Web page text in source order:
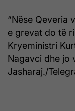
“Nëse Qeveria
e grevat do të
Kryeministri
Nagavci dhe jo
Jasharaj./